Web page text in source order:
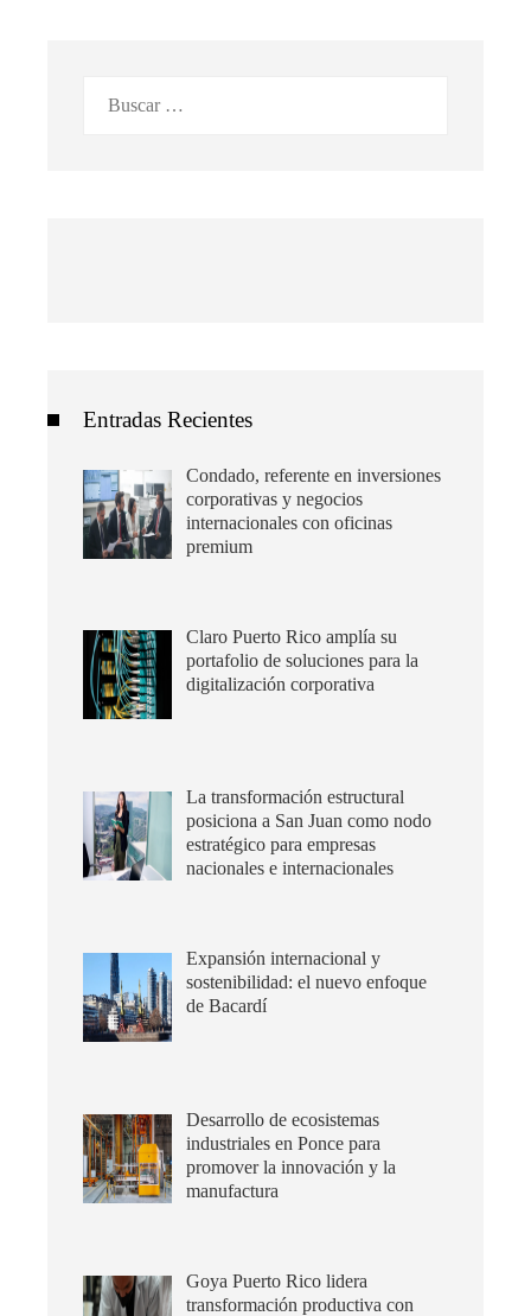
Entradas Recientes
Condado, referente en inversiones
corporativas y negocios
internacionales con oficinas
premium
Claro Puerto Rico amplía su
portafolio de soluciones para la
digitalización corporativa
La transformación estructural
posiciona a San Juan como nodo
estratégico para empresas
nacionales e internacionales
Expansión internacional y
sostenibilidad: el nuevo enfoque
de Bacardí
Desarrollo de ecosistemas
industriales en Ponce para
promover la innovación y la
manufactura
Goya Puerto Rico lidera
transformación productiva con